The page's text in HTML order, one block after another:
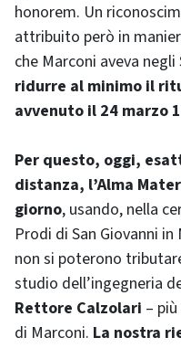
honorem. Un
attribuito però in
che Marconi aveva
ridurre al minimo il
avvenuto il 24 marzo
Per questo, oggi,
distanza, l’Alma
giorno, usando, nella
Prodi di San Giovanni
non si poterono
studio dell’ingegneria
Rettore Calzolari –
di Marconi. La nostra